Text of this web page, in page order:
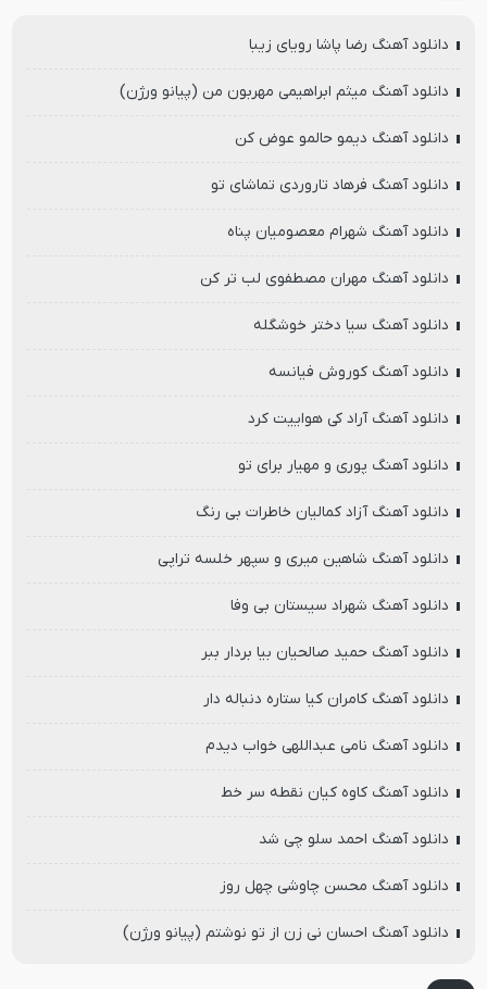
دانلود آهنگ رضا پاشا رویای زیبا
دانلود آهنگ میثم ابراهیمی مهربون من (پیانو ورژن)
دانلود آهنگ دیمو حالمو عوض کن
دانلود آهنگ فرهاد تاروردی تماشای تو
دانلود آهنگ شهرام معصومیان پناه
دانلود آهنگ مهران مصطفوی لب تر کن
دانلود آهنگ سیا دختر خوشگله
دانلود آهنگ کوروش فیانسه
دانلود آهنگ آراد کی هواییت کرد
دانلود آهنگ پوری و مهیار برای تو
دانلود آهنگ آزاد کمالیان خاطرات بی رنگ
دانلود آهنگ شاهین میری و سپهر خلسه تراپی
دانلود آهنگ شهراد سیستان بی وفا
دانلود آهنگ حمید صالحیان بیا بردار ببر
دانلود آهنگ کامران کیا ستاره دنباله دار
دانلود آهنگ نامی عبداللهی خواب دیدم
دانلود آهنگ کاوه کیان نقطه سر خط
دانلود آهنگ احمد سلو چی شد
دانلود آهنگ محسن چاوشی چهل روز
دانلود آهنگ احسان نی زن از تو نوشتم (پیانو ورژن)